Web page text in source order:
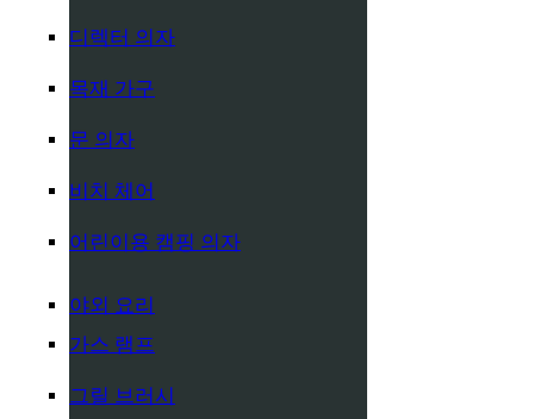
디렉터 의자
목재 가구
문 의자
비치 체어
어린이용 캠핑 의자
야외 요리
가스 램프
그릴 브러시